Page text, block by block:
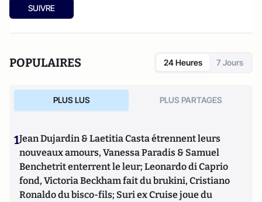
SUIVRE
POPULAIRES 24 Heures 7 Jours
PLUS LUS PLUS PARTAGES
1Jean Dujardin & Laetitia Casta étrennent leurs
nouveaux amours, Vanessa Paradis & Samuel
Benchetrit enterrent le leur; Leonardo di Caprio
fond, Victoria Beckham fait du brukini, Cristiano
Ronaldo du bisco-fils; Suri ex Cruise joue du